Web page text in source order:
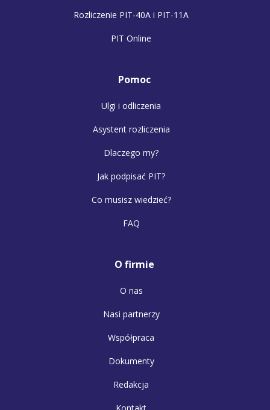
Rozliczenie PIT-40A i PIT-11A
PIT Online
Pomoc
Ulgi i odliczenia
Asystent rozliczenia
Dlaczego my?
Jak podpisać PIT?
Co musisz wiedzieć?
FAQ
O firmie
O nas
Nasi partnerzy
Współpraca
Dokumenty
Redakcja